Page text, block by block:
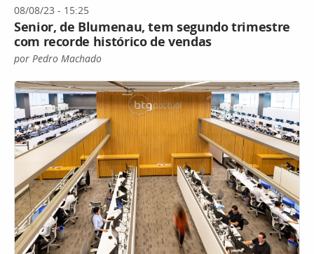
08/08/23 - 15:25
Senior, de Blumenau, tem segundo trimestre
com recorde histórico de vendas
por Pedro Machado